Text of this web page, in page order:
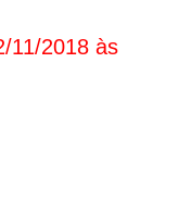
11/2018 às